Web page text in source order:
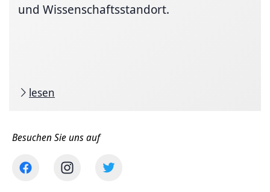
und Wissenschaftsstandort.
lesen
Besuchen Sie uns auf